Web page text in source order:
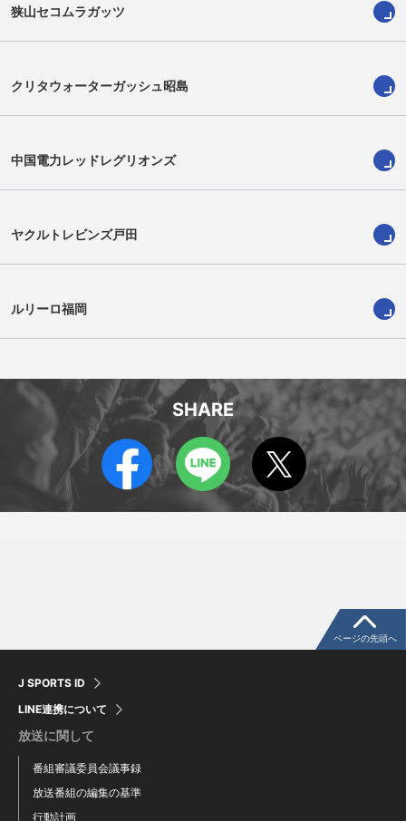
狭山セコムラガッツ
クリタウォーターガッシュ昭島
中国電力レッドレグリオンズ
ヤクルトレビンズ戸田
ルリーロ福岡
SHARE
J SPORTS ID
LINE連携について
放送に関して
番組審議委員会議事録
放送番組の編集の基準
行動計画
ページの先頭へ